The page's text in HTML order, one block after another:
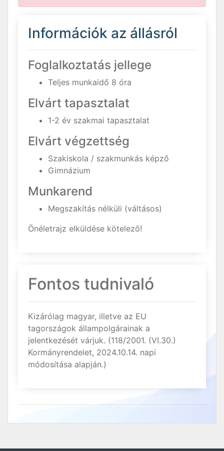
Információk az állásról
Foglalkoztatás jellege
Teljes munkaidő 8 óra
Elvárt tapasztalat
1-2 év szakmai tapasztalat
Elvárt végzettség
Szakiskola / szakmunkás képző
Gimnázium
Munkarend
Megszakítás nélküli (váltásos)
Önéletrajz elküldése kötelező!
Fontos tudnivaló
Kizárólag magyar, illetve az EU
tagországok állampolgárainak a
jelentkezését várjuk. (118/2001. (VI.30.)
Kormányrendelet, 2024.10.14. napi
módosítása alapján.)